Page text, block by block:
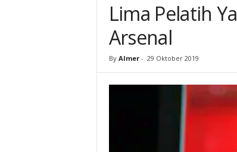
Lima Pelatih
Arsenal
By Almer - 29 Oktober 2019